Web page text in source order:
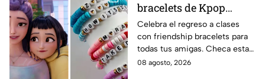
bracelets de Kpop
Demon Hunters para
intercambiar con tus
mejores amigas este
regreso a clases
Celebra el regreso a clases
con friendship bracelets para
todas tus amigas. Checa estas
4 ideas inspiradas en Kpop
08 agosto, 2026